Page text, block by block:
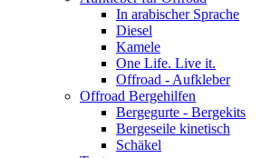
In arabischer Sprache
Diesel
Kamele
One Life. Live it.
Offroad - Aufkleber
Offroad Bergehilfen
Bergegurte - Bergekits
Bergeseile kinetisch
Schäkel